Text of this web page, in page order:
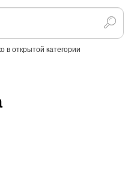
в открытой категории